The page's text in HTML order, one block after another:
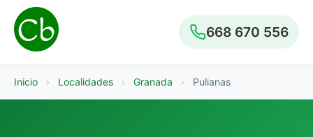
668 670 556
Inicio › Localidades › Granada › Pulianas